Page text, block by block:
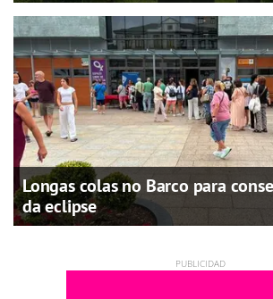
Longas colas no Barco para
da eclipse